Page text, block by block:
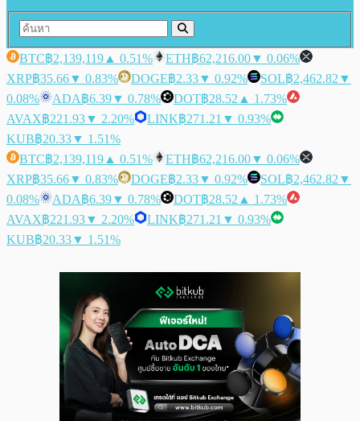
BTC฿2,139,119 ▲ 0.51% ETH฿62,216.00▼ 0.06%
XRP฿35.66▼ 0.83% DOGE฿2.33▼ 0.92% SOL฿2,462.82 ▼
0.08%
ADA฿6.39▼ 0.78% DOT฿28.52 ▲ 1.73%
AVAX฿221.93▼ 2.20% LINK฿271.21 ▼ 0.93%
KUB฿20.33▼ 1.51%
BTC฿2,139,119 ▲ 0.51% ETH฿62,216.00▼ 0.06%
XRP฿35.66▼ 0.83% DOGE฿2.33▼ 0.92% SOL฿2,462.82 ▼
0.08%
ADA฿6.39▼ 0.78% DOT฿28.52 ▲ 1.73%
AVAX฿221.93▼ 2.20% LINK฿271.21 ▼ 0.93%
KUB฿20.33▼ 1.51%